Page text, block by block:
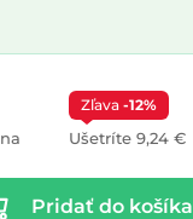
Zľava -12%
Ušetríte 9,24 €
Pridať do košíka